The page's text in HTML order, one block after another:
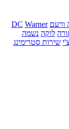
ורעם DC Warner
לוקה נשמה
שירות סטרימינג